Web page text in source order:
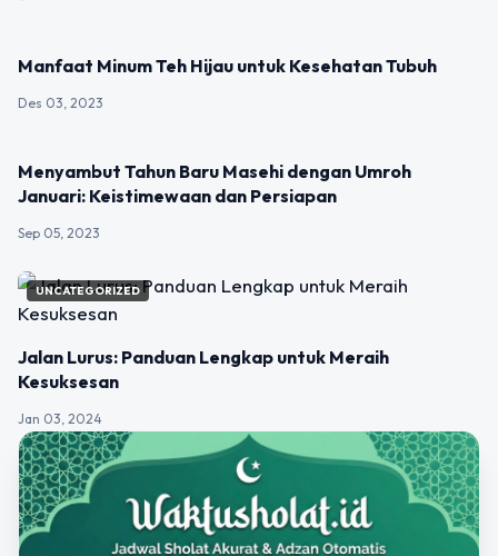
Manfaat Minum Teh Hijau untuk Kesehatan Tubuh
Des 03, 2023
Menyambut Tahun Baru Masehi dengan Umroh
Januari: Keistimewaan dan Persiapan
Sep 05, 2023
UNCATEGORIZED
Jalan Lurus: Panduan Lengkap untuk Meraih
Kesuksesan
Jan 03, 2024